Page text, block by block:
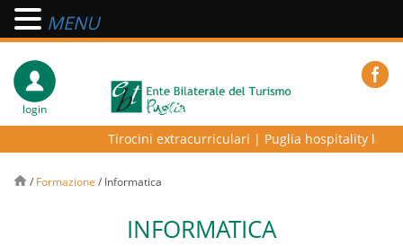
login
Tirocini extracurriculari| Puglia hospitality lab –
/ Formazione / Informatica
INFORMATICA
MENU